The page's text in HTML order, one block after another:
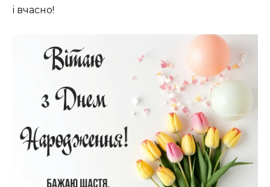
і вчасно!